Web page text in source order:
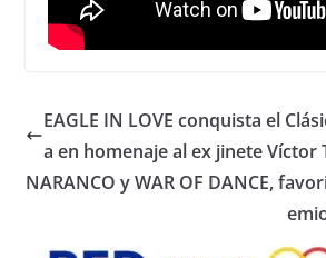
EAGLE IN LOVE conquista el
a en homenaje al ex jinete Víctor
NARANCO y WAR OF DANCE,